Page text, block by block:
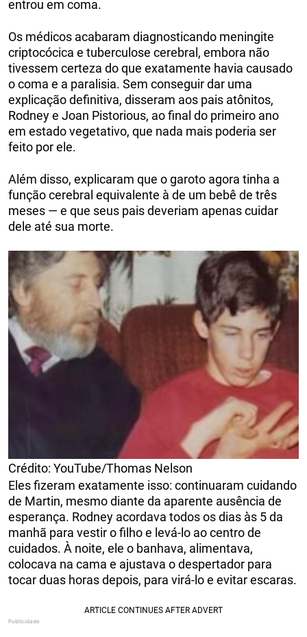
entrou em coma.
Os médicos acabaram diagnosticando meningite
criptocócica e tuberculose cerebral, embora não
tivessem certeza do que exatamente havia causado
o coma e a paralisia. Sem conseguir dar uma
explicação definitiva, disseram aos pais atônitos,
Rodney e Joan Pistorious, ao final do primeiro ano
em estado vegetativo, que nada mais poderia ser
feito por ele.
Além disso, explicaram que o garoto agora tinha a
função cerebral equivalente à de um bebê de três
meses — e que seus pais deveriam apenas cuidar
dele até sua morte.
Crédito: YouTube/Thomas Nelson
Eles fizeram exatamente isso: continuaram cuidando
de Martin, mesmo diante da aparente ausência de
esperança. Rodney acordava todos os dias às 5 da
manhã para vestir o filho e levá-lo ao centro de
cuidados. À noite, ele o banhava, alimentava,
colocava na cama e ajustava o despertador para
tocar duas horas depois, para virá-lo e evitar escaras.